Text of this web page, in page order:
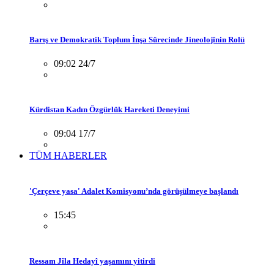
Barış ve Demokratik Toplum İnşa Sürecinde Jineolojînin Rolü
09:02 24/7
Kürdistan Kadın Özgürlük Hareketi Deneyimi
09:04 17/7
TÜM HABERLER
'Çerçeve yasa' Adalet Komisyonu’nda görüşülmeye başlandı
15:45
Ressam Jîla Hedayî yaşamını yitirdi